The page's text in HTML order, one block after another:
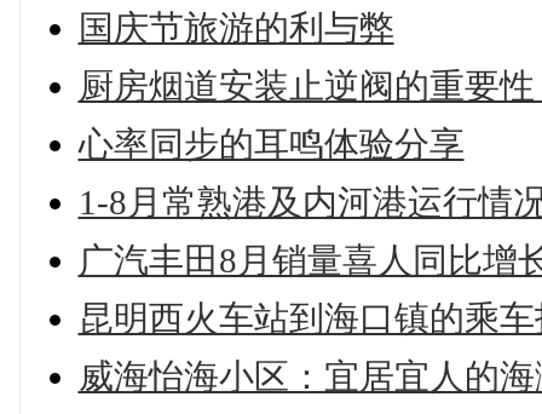
国庆节旅游的利与弊
厨房烟道安装止逆阀的重要
心率同步的耳鸣体验分享
1-8月常熟港及内河港运行情
广汽丰田8月销量喜人同比增
昆明西火车站到海口镇的乘
威海怡海小区：宜居宜人的